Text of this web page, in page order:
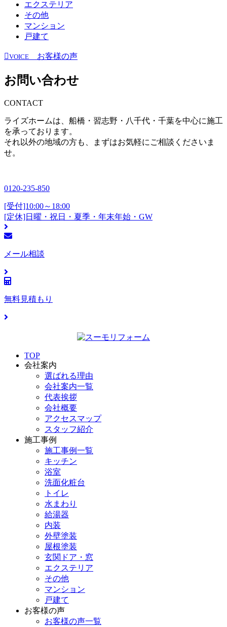
エクステリア
その他
マンション
戸建て
VOICE お客様の声
お問い合わせ
CONTACT
ライズホームは、船橋・習志野・八千代・千葉を中心に施工
を承っております。
それ以外の地域の方も、まずはお気軽にご相談くださいま
せ。
0120-235-850
[受付]10:00～18:00
[定休]日曜・祝日・夏季・年末年始・GW
メール相談
無料見積もり
TOP
会社案内
選ばれる理由
会社案内一覧
代表挨拶
会社概要
アクセスマップ
スタッフ紹介
施工事例
施工事例一覧
キッチン
浴室
洗面化粧台
トイレ
水まわり
給湯器
内装
外壁塗装
屋根塗装
玄関ドア・窓
エクステリア
その他
マンション
戸建て
お客様の声
お客様の声一覧